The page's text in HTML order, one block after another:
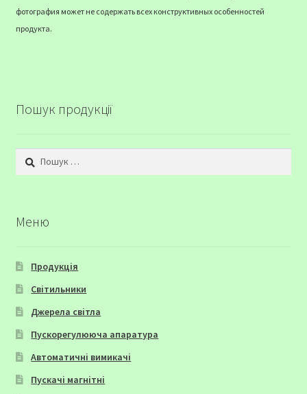
фотография может не содержать всех конструктивных особенностей
продукта.
Пошук продукції
Пошук:
Меню
Продукція
Світильники
Джерела світла
Пускорегулююча апаратура
Автоматичні вимикачі
Пускачі магнітні